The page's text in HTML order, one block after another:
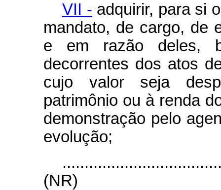
VII - adquirir, para si
mandato, de cargo, de
e em razão deles,
decorrentes dos atos
cujo valor seja
patrimônio ou à renda
demonstração pelo
evolução;
(NR)